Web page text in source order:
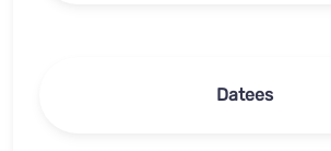
Datees